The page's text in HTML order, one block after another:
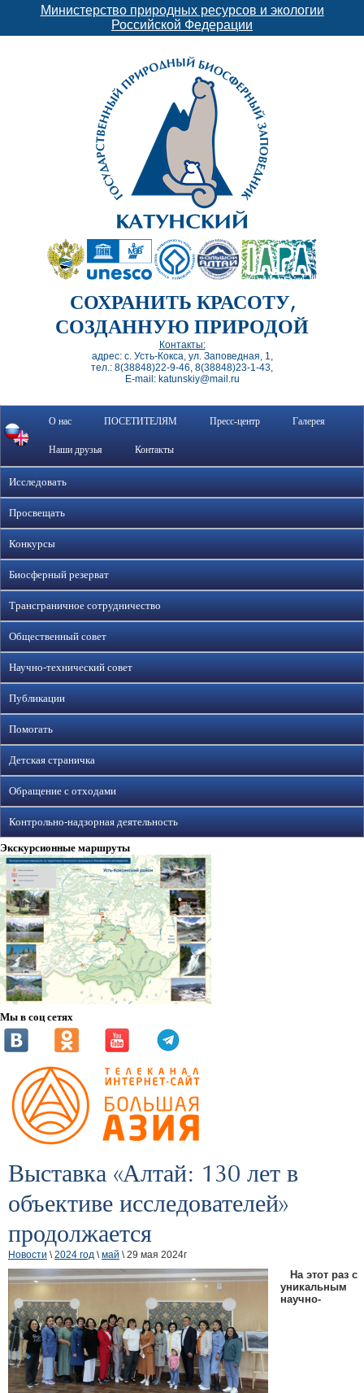
Министерство природных ресурсов и экологии
Российской Федерации
СОХРАНИТЬ КРАСОТУ,
СОЗДАННУЮ ПРИРОДОЙ
Контакты:
адрес: с. Усть-Кокса, ул. Заповедная, 1,
тел.: 8(38848)22-9-46, 8(38848)23-1-43,
E-mail: katunskiy@mail.ru
О нас ПОСЕТИТЕЛЯМ Пресс-центр Галерея
Наши друзья Контакты
Исследовать
Просвещать
Конкурсы
Биосферный резерват
Трансграничное сотрудничество
Общественный совет
Научно-технический совет
Публикации
Помогать
Детская страничка
Обращение с отходами
Контрольно-надзорная деятельность
Экскурсионные маршруты
Мы в соц сетях
Выставка «Алтай: 130 лет в
объективе исследователей»
продолжается
Новости \2024 год \май \ 29 мая 2024г
На этот раз с
уникальным
научно-